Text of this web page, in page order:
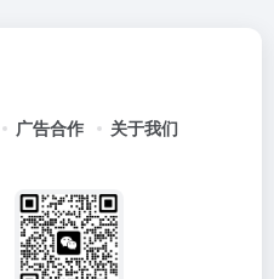
广告合作 关于我们